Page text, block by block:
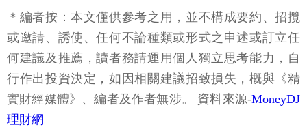
＊編者按：本文僅供參考之用，並不構成要約、招攬
或邀請、誘使、任何不論種類或形式之申述或訂立任
何建議及推薦，讀者務請運用個人獨立思考能力，自
行作出投資決定，如因相關建議招致損失，概與《精
實財經媒體》、編者及作者無涉。 資料來源-MoneyDJ
理財網